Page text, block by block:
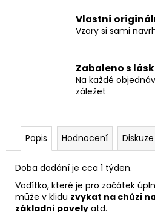
Vlastní
Vzory si sami
Zabaleno s
Na každé
záležet
Popis Hodnocení Diskuze
Doba dodání je cca 1 týden.
Vodítko, které je pro začátek
může v klidu zvykat na chůzi
základní povely atd.